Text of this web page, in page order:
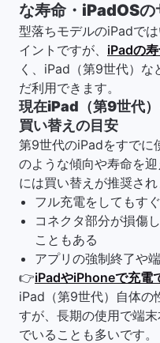
な寿命・iPadOS
型落ちモデルのiPadで
イントですが、 iPadの
く、iPad（第9世代）な
だ利用できます。
現在iPad（第9世代
買い替えの目安
第9世代のiPadをすでに
のような傾向や寿命を
には買い替えが推奨され
フル充電をしてもす
コネクタ部分が損傷
こともある
アプリの強制終了や
👉iPadやiPhoneで充電
iPad（第9世代）自体の
すが、長期の使用で端
でいることも多いです。